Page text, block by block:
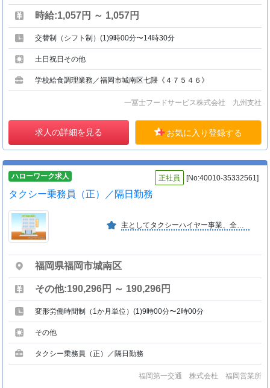
時給:1,057円 ～ 1,057円
交替制（シフト制）(1)9時00分〜14時30分
土日祝日その他
学校給食調理業務／福岡市城南区七隈《４７５４６》
一冨士フードサービス株式会社 九州支社
求人の詳細を見る お気に入り登録する
ハローワーク求人 正社員 [No:40010-35332561]
タクシー乗務員（正）／隔日勤務
主としてタクシーハイヤー事業、全国３３都道府県に位置し福岡市内タクシー営業所博多区・南区・城南区・西区・東区・早良区・那珂川・大野城の１０ヶ所で約４００台を福岡市内全域で営業。
福岡県福岡市城南区
その他:190,296円 ～ 190,296円
変形労働時間制（1か月単位）(1)9時00分〜2時00分
その他
タクシー乗務員（正）／隔日勤務
福岡第一交通 株式会杜 福岡営業所